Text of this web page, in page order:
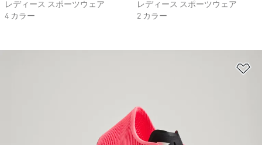
レディース スポーツウェア
4 カラー
レディース スポーツウェア
2 カラー